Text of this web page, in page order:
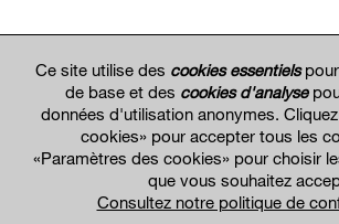
Ce site utilise des cookies essentielspour
de base et des cookies d'analyse
données d'utilisation anonymes.
cookies» pour accepter tous les
«Paramètres des cookies» pour choisir
que vous souhaitez
Consultez notre politique de